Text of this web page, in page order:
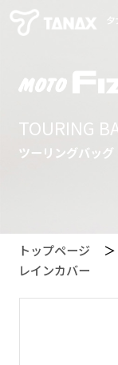
TOURING
ツーリングバッ
トップページ
レインカバー